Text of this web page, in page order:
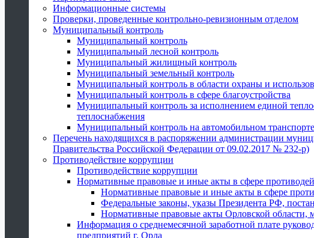
Информационные системы
Проверки, проведенные контрольно-ревизионным отделом
Муниципальный контроль
Муниципальный контроль
Муниципальный лесной контроль
Муниципальный жилищный контроль
Муниципальный земельный контроль
Муниципальный контроль в области охраны и
Муниципальный контроль в сфере благоустройства
Муниципальный контроль за исполнением единой
теплоснабжения
Муниципальный контроль на автомобильном
Перечень находящихся в распоряжении администрации
Правительства Российской Федерации от 09.02.2017 № 232-р)
Противодействие коррупции
Противодействие коррупции
Нормативные правовые и иные акты в сфере
Нормативные правовые и иные акты в сфере
Федеральные законы, указы Президента РФ,
Нормативные правовые акты Орловской области,
Информация о среднемесячной заработной плате
предприятий г. Орла